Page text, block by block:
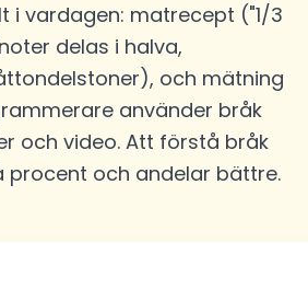
i vardagen: matrecept ("1/3
delas i halva,
och mätning
använder bråk
och video. Att förstå bråk
procent och andelar bättre.